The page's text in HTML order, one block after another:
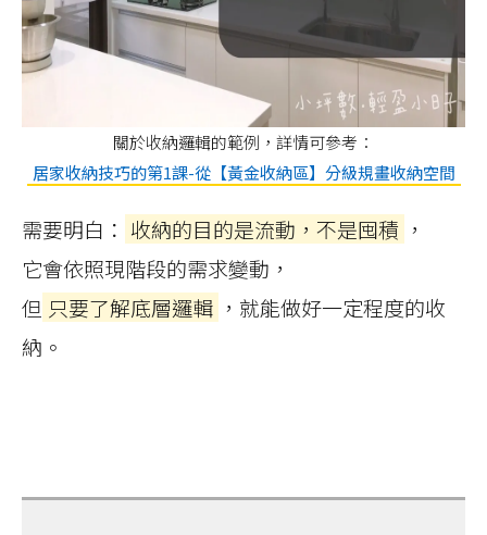
關於收納邏輯的範例，詳情可參考：
居家收納技巧的第1課-從【黃金收納區】分級規畫收納空間
需要明白： 收納的目的是流動，不是囤積 ，
它會依照現階段的需求變動，
但 只要了解底層邏輯 ，就能做好一定程度的收
納。